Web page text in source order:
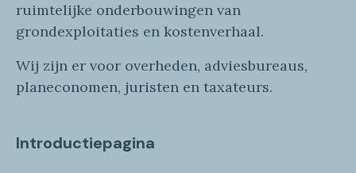
ruimtelijke onderbouwingen van
grondexploitaties en kostenverhaal.
Wij zijn er voor overheden, adviesbureaus,
planeconomen, juristen en taxateurs.
Introductiepagina